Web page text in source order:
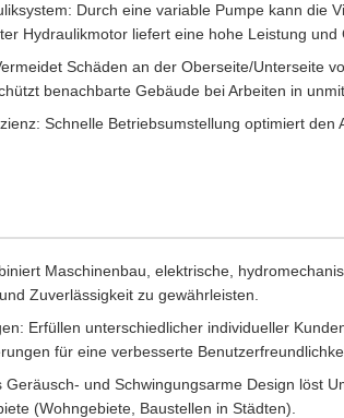
Durch eine variable Pumpe kann die
Hydraulikmotor liefert eine hohe Leistung und
Schäden an der Oberseite/Unterseite
benachbarte Gebäude bei Arbeiten in
Schnelle Betriebsumstellung optimiert den
Maschinenbau, elektrische,
Zuverlässigkeit zu gewährleisten.
Erfüllen unterschiedlicher individueller
für eine verbesserte
Geräusch- und Schwingungsarme Design löst
(Wohngebiete, Baustellen in Städten).